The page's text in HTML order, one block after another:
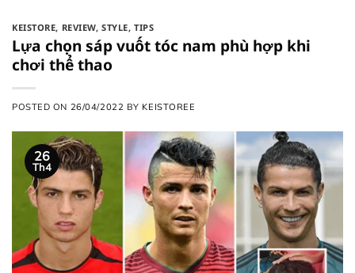
KEISTORE, REVIEW,STYLE,TIPS
Lựa chọn sáp vuốt tóc nam phù hợp khi
chơi thể thao
POSTED ON 26/04/2022 BY KEISTOREE
26
Th4